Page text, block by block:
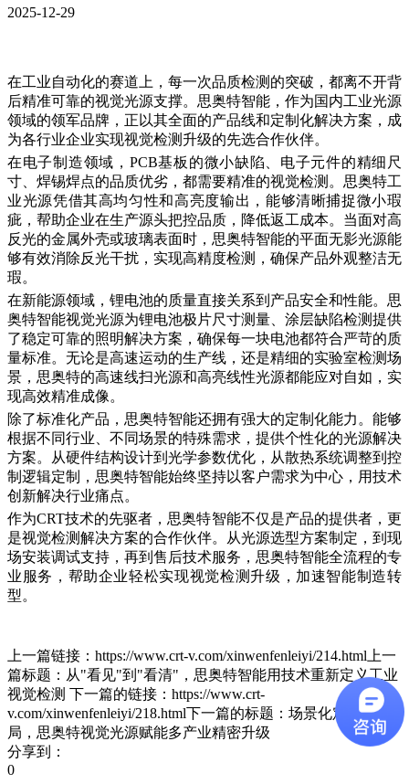
2025-12-29
在工业自动化的赛道上，每一次品质检测的突破，都离不开背
后精准可靠的视觉光源支撑。思奥特智能，作为国内工业光源
领域的领军品牌，正以其全面的产品线和定制化解决方案，成
为各行业企业实现视觉检测升级的先选合作伙伴。
在电子制造领域，PCB基板的微小缺陷、电子元件的精细尺
寸、焊锡焊点的品质优劣，都需要精准的视觉检测。思奥特工
业光源凭借其高均匀性和高亮度输出，能够清晰捕捉微小瑕
疵，帮助企业在生产源头把控品质，降低返工成本。当面对高
反光的金属外壳或玻璃表面时，思奥特智能的平面无影光源能
够有效消除反光干扰，实现高精度检测，确保产品外观整洁无
瑕。
在新能源领域，锂电池的质量直接关系到产品安全和性能。思
奥特智能视觉光源为锂电池极片尺寸测量、涂层缺陷检测提供
了稳定可靠的照明解决方案，确保每一块电池都符合严苛的质
量标准。无论是高速运动的生产线，还是精细的实验室检测场
景，思奥特的高速线扫光源和高亮线性光源都能应对自如，实
现高效精准成像。
除了标准化产品，思奥特智能还拥有强大的定制化能力。能够
根据不同行业、不同场景的特殊需求，提供个性化的光源解决
方案。从硬件结构设计到光学参数优化，从散热系统调整到控
制逻辑定制，思奥特智能始终坚持以客户需求为中心，用技术
创新解决行业痛点。
作为CRT技术的先驱者，思奥特智能不仅是产品的提供者，更
是视觉检测解决方案的合作伙伴。从光源选型方案制定，到现
场安装调试支持，再到售后技术服务，思奥特智能全流程的专
业服务，帮助企业轻松实现视觉检测升级，加速智能制造转
型。
上一篇链接：https://www.crt-v.com/xinwenfenleiyi/214.html上一
篇标题：从"看见"到"看清"，思奥特智能用技术重新定义工业
视觉检测 下一篇的链接：https://www.crt-
v.com/xinwenfenleiyi/218.html下一篇的标题：场景化定制破
局，思奥特视觉光源赋能多产业精密升级
分享到：
0